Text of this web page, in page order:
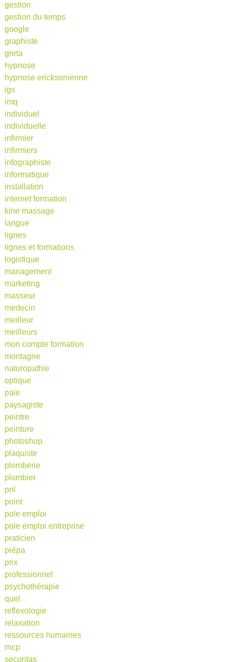
gestion
gestion du temps
google
graphiste
greta
hypnose
hypnose ericksonienne
igs
imq
individuel
individuelle
infirmier
infirmiers
infographiste
informatique
installation
internet formation
kine massage
langue
lignes
lignes et formations
logistique
management
marketing
masseur
medecin
meilleur
meilleurs
mon compte formation
montagne
naturopathie
optique
paie
paysagiste
peintre
peinture
photoshop
plaquiste
plomberie
plombier
pnl
point
pole emploi
pole emploi entreprise
praticien
prépa
prix
professionnel
psychothérapie
quel
reflexologie
relaxation
ressources humaines
rncp
securitas